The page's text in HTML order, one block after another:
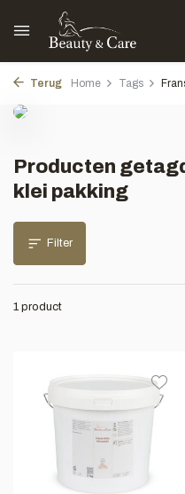
Terug Home Tags
Producten
klei pakking
Filter
1 product